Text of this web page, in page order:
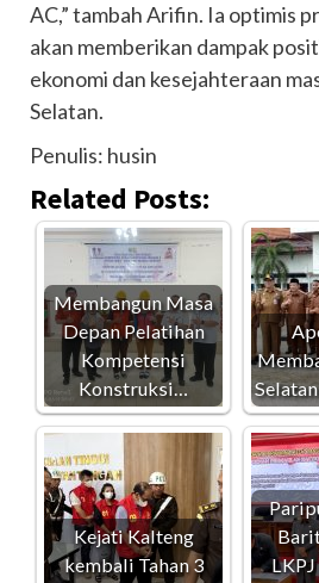
AC,” tambah Arifin. Ia optimis
akan memberikan dampak
ekonomi dan kesejahteraan
Selatan.
Penulis: husin
Related Posts:
Membangun Masa
Depan Pelatihan
Kompetensi
Konstruksi…
Kejati Kalteng
kembali Tahan 3